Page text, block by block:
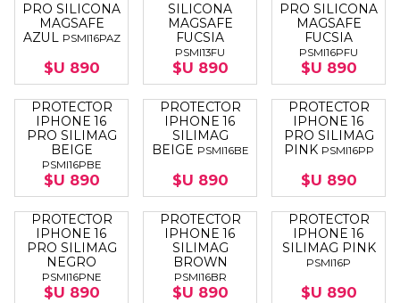
PRO SILICONA
MAGSAFE
AZUL PSMI16PAZ
$U 890
SILICONA
MAGSAFE
FUCSIA
PSMI13FU
$U 890
PRO SILICONA
MAGSAFE
FUCSIA
PSMI16PFU
$U 890
PROTECTOR
IPHONE 16
PRO SILIMAG
BEIGE
PSMI16PBE
$U 890
PROTECTOR
IPHONE 16
SILIMAG
BEIGE PSMI16BE
$U 890
PROTECTOR
IPHONE 16
PRO SILIMAG
PINK PSMI16PP
$U 890
PROTECTOR
IPHONE 16
PRO SILIMAG
NEGRO
PSMI16PNE
$U 890
PROTECTOR
IPHONE 16
SILIMAG
BROWN
PSMI16BR
$U 890
PROTECTOR
IPHONE 16
SILIMAG PINK
PSMI16P
$U 890